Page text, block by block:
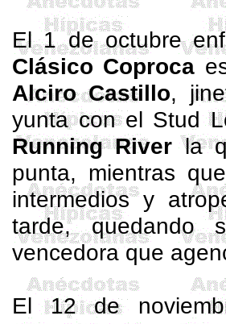
El 1 de octubre
Clásico Coproca
Alciro Castillo,
yunta con el Stud
RunningRiver la
punta, mientras que
intermedios y
tarde,
vencedora que
El 12 de